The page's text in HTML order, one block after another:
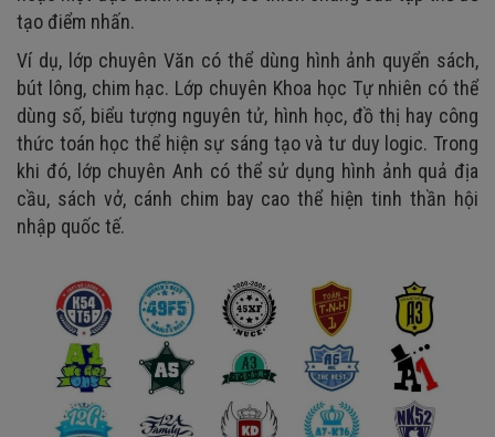
tạo điểm nhấn.
Ví dụ, lớp chuyên Văn có thể dùng hình ảnh quyển sách,
bút lông, chim hạc. Lớp chuyên Khoa học Tự nhiên có thể
dùng số, biểu tượng nguyên tử, hình học, đồ thị hay công
thức toán học thể hiện sự sáng tạo và tư duy logic. Trong
khi đó, lớp chuyên Anh có thể sử dụng hình ảnh quả địa
cầu, sách vở, cánh chim bay cao thể hiện tinh thần hội
nhập quốc tế.